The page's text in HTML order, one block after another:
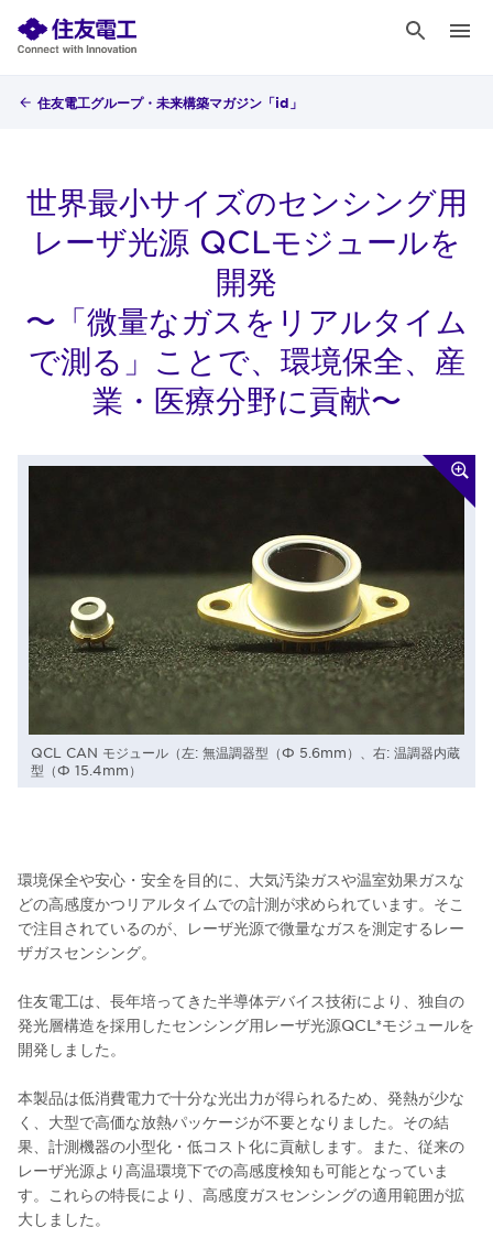
住友電工グループ・未来構築マガジン「id」
世界最小サイズのセンシング用
レーザ光源 QCLモジュールを
開発
〜「微量なガスをリアルタイム
で測る」ことで、環境保全、産
業・医療分野に貢献〜
QCL CAN モジュール（左: 無温調器型（Φ 5.6mm）、右: 温調器内蔵
型（Φ 15.4mm）
環境保全や安心・安全を目的に、大気汚染ガスや温室効果ガスな
どの高感度かつリアルタイムでの計測が求められています。そこ
で注目されているのが、レーザ光源で微量なガスを測定するレー
ザガスセンシング。
住友電工は、長年培ってきた半導体デバイス技術により、独自の
発光層構造を採用したセンシング用レーザ光源QCL*モジュールを
開発しました。
本製品は低消費電力で十分な光出力が得られるため、発熱が少な
く、大型で高価な放熱パッケージが不要となりました。その結
果、計測機器の小型化・低コスト化に貢献します。また、従来の
レーザ光源より高温環境下での高感度検知も可能となっていま
す。これらの特長により、高感度ガスセンシングの適用範囲が拡
大しました。